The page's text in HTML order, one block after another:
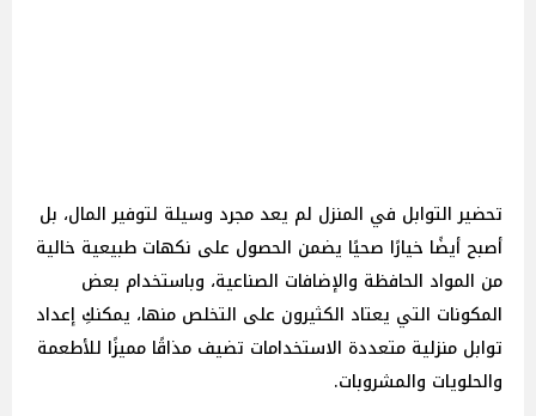
تحضير التوابل في المنزل لم يعد مجرد وسيلة لتوفير المال، بل
أصبح أيضًا خيارًا صحيًا يضمن الحصول على نكهات طبيعية خالية
من المواد الحافظة والإضافات الصناعية، وباستخدام بعض
المكونات التي يعتاد الكثيرون على التخلص منها، يمكنكِ إعداد
توابل منزلية متعددة الاستخدامات تضيف مذاقًا مميزًا للأطعمة
والحلويات والمشروبات.